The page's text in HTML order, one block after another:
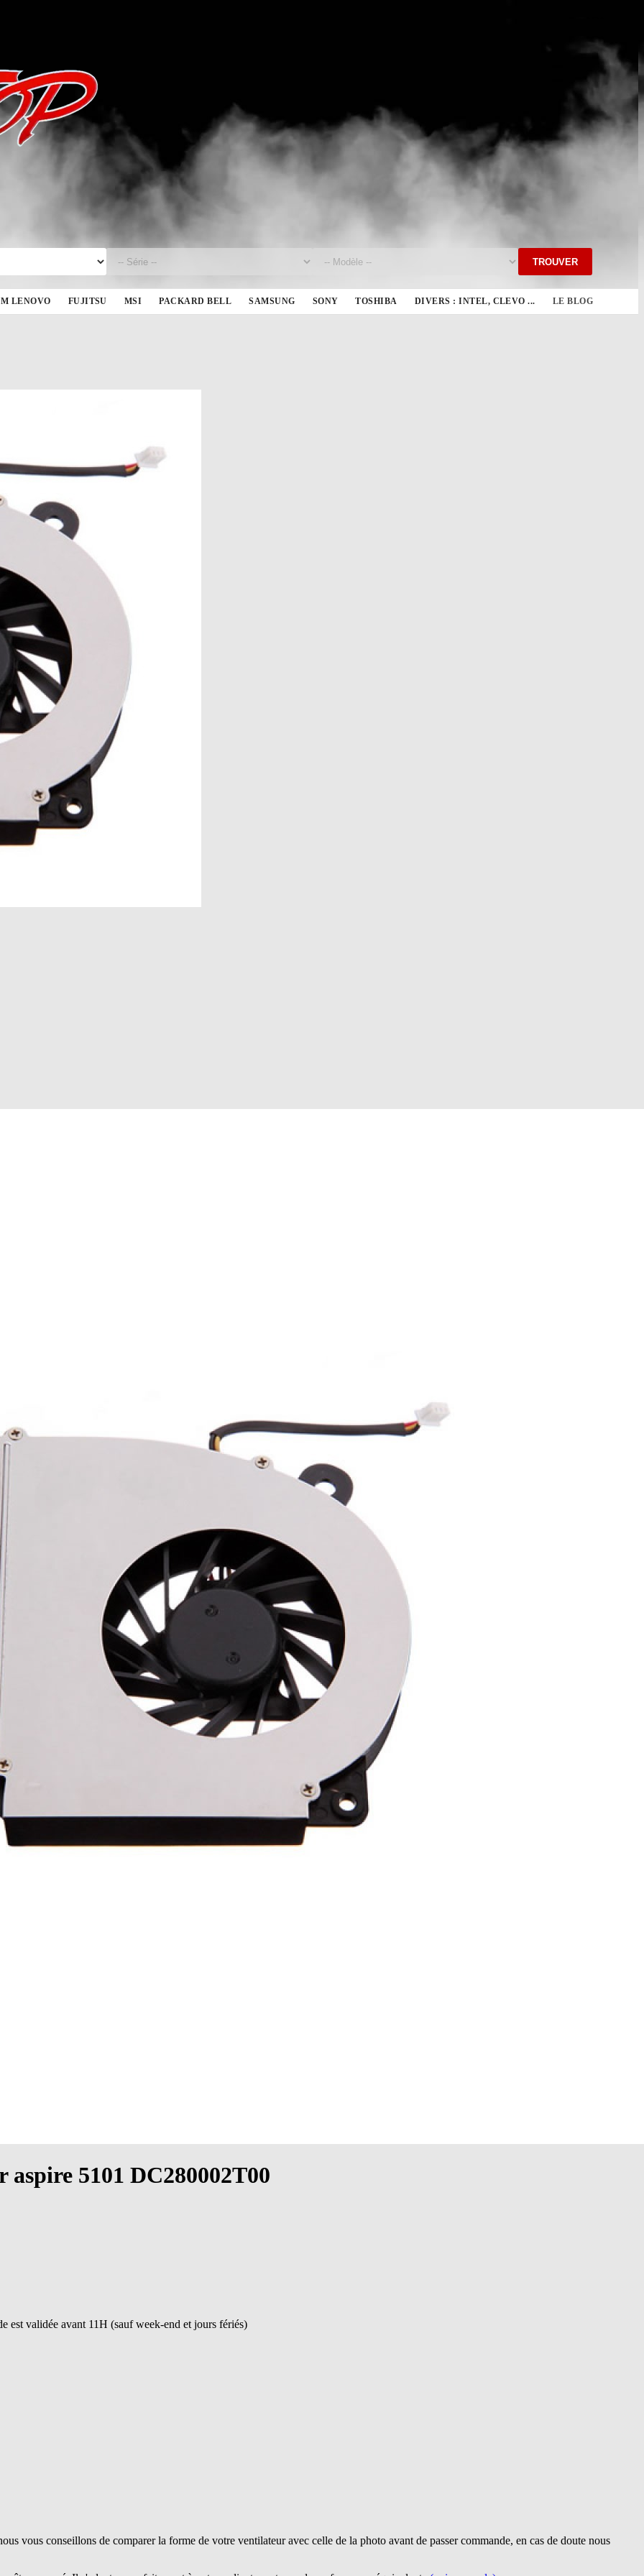
TROUVER
LENOVO FUJITSU MSI PACKARD BELL SAMSUNG SONY TOSHIBA DIVERS : INTEL, CLEVO ... LE BLOG
5101 DC280002T00
est validée avant 11H (sauf week-end et jours fériés)
vous conseillons de comparer la forme de votre ventilateur avec celle de la photo avant de passer commande, en cas de doute nous